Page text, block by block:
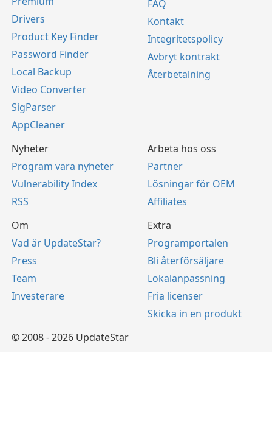
Drivers
Product Key Finder
Password Finder
Local Backup
Video Converter
SigParser
AppCleaner
FAQ
Kontakt
Integritetspolicy
Avbryt kontrakt
Återbetalning
Nyheter
Program vara nyheter
Vulnerability Index
RSS
Arbeta hos oss
Partner
Lösningar för OEM
Affiliates
Om
Vad är UpdateStar?
Press
Team
Investerare
Extra
Programportalen
Bli återförsäljare
Lokalanpassning
Fria licenser
Skicka in en produkt
© 2008 - 2026 UpdateStar